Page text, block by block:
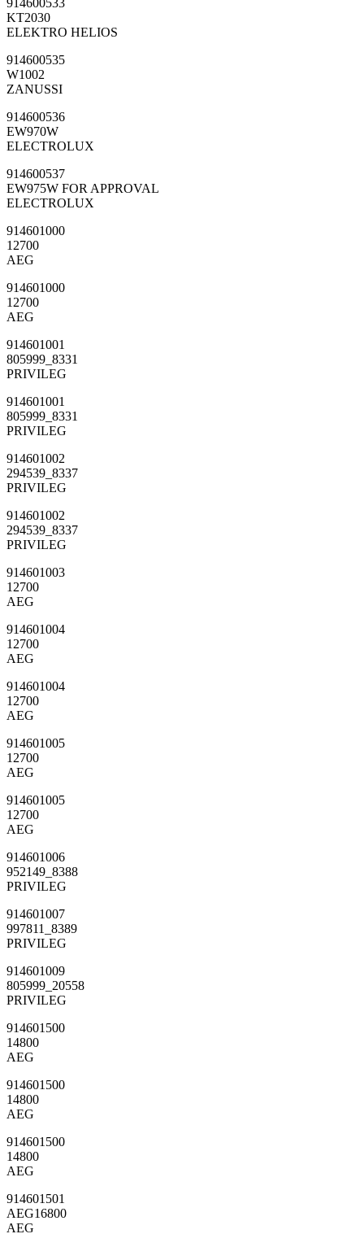
914600533
KT2030
ELEKTRO HELIOS
914600535
W1002
ZANUSSI
914600536
EW970W
ELECTROLUX
914600537
EW975W FOR APPROVAL
ELECTROLUX
914601000
12700
AEG
914601000
12700
AEG
914601001
805999_8331
PRIVILEG
914601001
805999_8331
PRIVILEG
914601002
294539_8337
PRIVILEG
914601002
294539_8337
PRIVILEG
914601003
12700
AEG
914601004
12700
AEG
914601004
12700
AEG
914601005
12700
AEG
914601005
12700
AEG
914601006
952149_8388
PRIVILEG
914601007
997811_8389
PRIVILEG
914601009
805999_20558
PRIVILEG
914601500
14800
AEG
914601500
14800
AEG
914601500
14800
AEG
914601501
AEG16800
AEG